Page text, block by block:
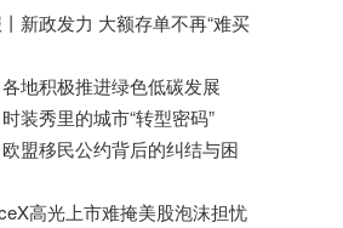
新政发力 大额存单不再“难买
各地积极推进绿色低碳发展
时装秀里的城市“转型密码”
欧盟移民公约背后的纠结与困
高光上市难掩美股泡沫担忧